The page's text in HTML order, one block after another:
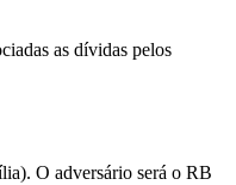
as dívidas pelos
O adversário será o RB